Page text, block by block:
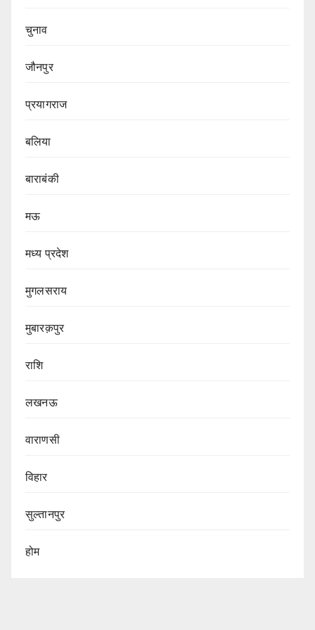
चुनाव
जौनपुर
प्रयागराज
बलिया
बाराबंकी
मऊ
मध्य प्रदेश
मुगलसराय
मुबारक़पुर
राशि
लखनऊ
वाराणसी
विहार
सुल्तानपुर
होम